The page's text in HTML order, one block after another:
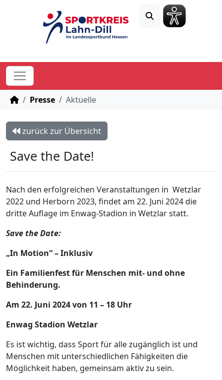
STARTSEITE
Presse Aktuelle
zurück zur Übersicht
Save the Date!
Nach den erfolgreichen Veranstaltungen in Wetzlar
2022 und Herborn 2023, findet am 22. Juni 2024 die
dritte Auflage im Enwag-Stadion in Wetzlar statt.
Save the Date:
„In Motion“ – Inklusiv
Ein Familienfest für Menschen mit- und ohne
Behinderung.
Am 22. Juni 2024 von 11 – 18 Uhr
Enwag Stadion Wetzlar
Es ist wichtig, dass Sport für alle zugänglich ist und
Menschen mit unterschiedlichen Fähigkeiten die
Möglichkeit haben, gemeinsam aktiv zu sein.